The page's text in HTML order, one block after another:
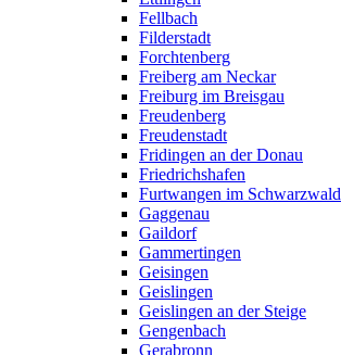
Fellbach
Filderstadt
Forchtenberg
Freiberg am Neckar
Freiburg im Breisgau
Freudenberg
Freudenstadt
Fridingen an der Donau
Friedrichshafen
Furtwangen im Schwarzwald
Gaggenau
Gaildorf
Gammertingen
Geisingen
Geislingen
Geislingen an der Steige
Gengenbach
Gerabronn